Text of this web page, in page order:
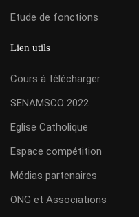
Etude de fonctions
Lien utils
Cours à télécharger
SENAMSCO 2022
Eglise Catholique
Espace compétition
Médias partenaires
ONG et Associations